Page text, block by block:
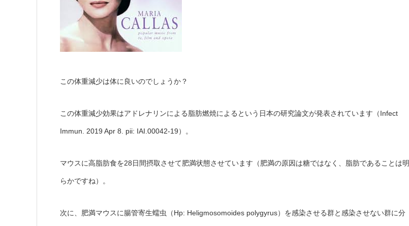
この体重減少は体に良いのでしょうか？
この体重減少効果はアドレナリンによる脂肪燃焼によるという日本の研究論文が発表されています（ Infect
Immun. 2019 Apr 8. pii: IAI.00042-19 ）。
マウスに高脂肪食を28 日間摂取させて肥満状態させています（肥満の原因は糖ではなく、脂肪であることは明
らかですね）。
次に、肥満マウス に腸管寄生蠕虫 （ Hp: Heligmosomoides polygyrus） を感染させる群と感染させない群に分